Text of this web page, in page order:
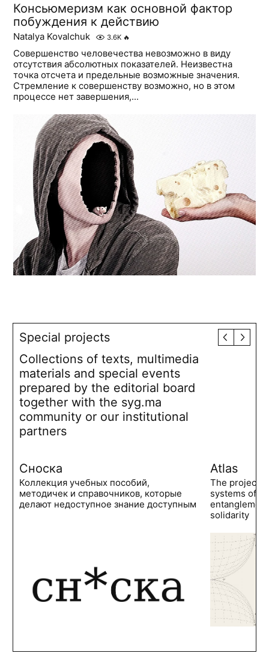
Консьюмеризм как основной фактор
побуждения к действию
Natalya Kovalchuk 3.6K 🔥
Совершенство человечества невозможно в виду
отсутствия абсолютных показателей. Неизвестна
точка отсчета и предельные возможные значения.
Стремление к совершенству возможно, но в этом
процессе нет завершения,...
Special projects
Collections of texts, multimedia
materials and special events
prepared by the editorial board
together with the syg.ma
community or our institutional
partners
Сноска
Коллекция учебных пособий,
методичек и справочников, которые
делают недоступное знание доступным
Atlas
The project
systems of
solidarity